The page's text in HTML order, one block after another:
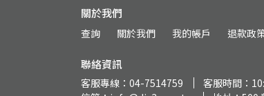
關於我們
查詢 關於我們 我的帳戶 退款政
聯絡資訊
客服專線：04-7514759
客服時間：